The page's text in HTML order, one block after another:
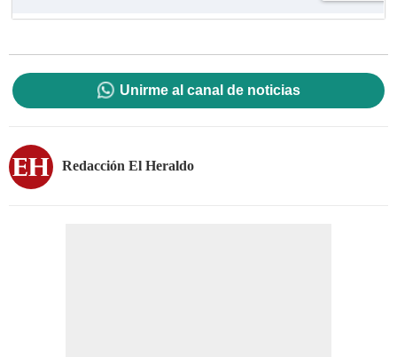
Unirme al canal de noticias
Redacción El Heraldo